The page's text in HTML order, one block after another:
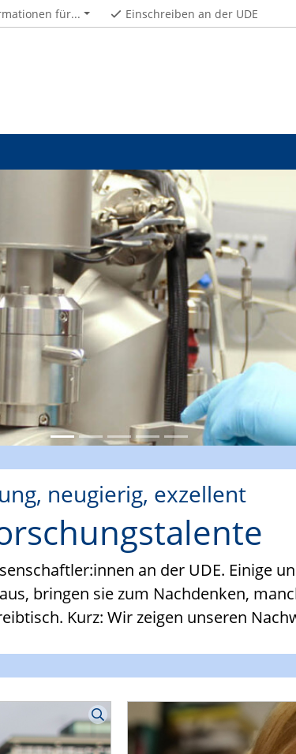
für... Einschreiben an der UDE
neugierig, exzellent
an der UDE. Einige
bringen sie zum Nachdenken,
Kurz: Wir zeigen unseren